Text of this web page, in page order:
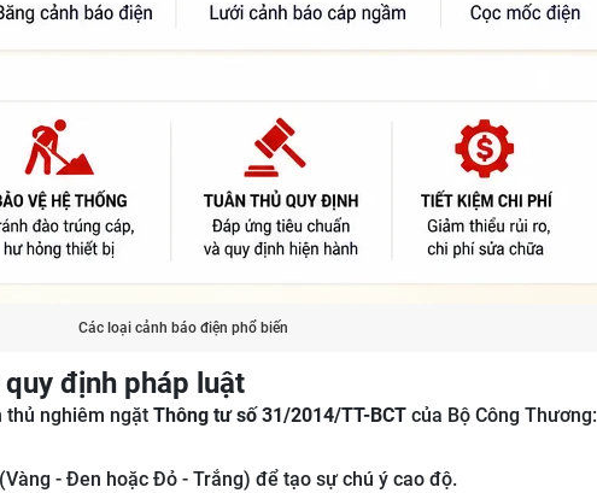
Các loại cảnh báo điện phổ biến
định pháp luật
thủ nghiêm ngặt Thông tư số 31/2014/TT-BCT của Bộ Công Thương:
- Đen hoặc Đỏ - Trắng) để tạo sự chú ý cao độ.